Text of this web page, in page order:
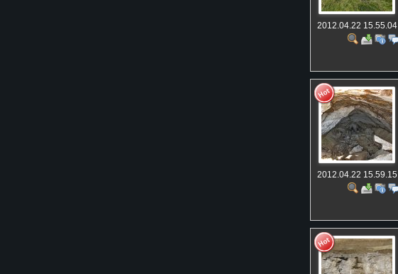
2012.04.22 15.55.04
2012.04.22 15.59.15